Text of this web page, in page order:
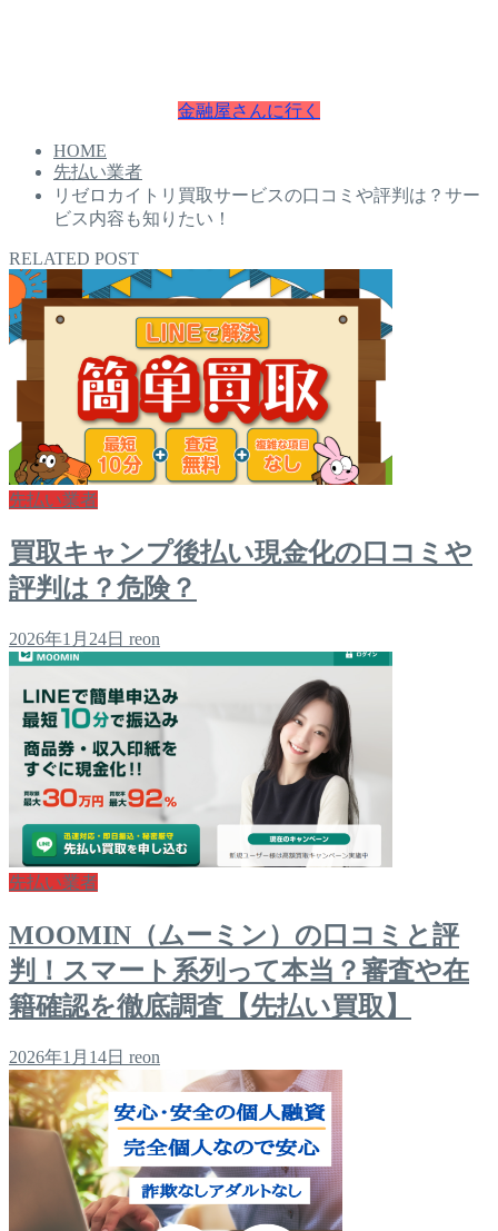
金融屋さんに行く
HOME
先払い業者
リゼロカイトリ買取サービスの口コミや評判は？サー
ビス内容も知りたい！
RELATED POST
先払い業者
買取キャンプ後払い現金化の口コミや
評判は？危険？
2026年1月24日 reon
先払い業者
MOOMIN（ムーミン）の口コミと評
判！スマート系列って本当？審査や在
籍確認を徹底調査【先払い買取】
2026年1月14日 reon